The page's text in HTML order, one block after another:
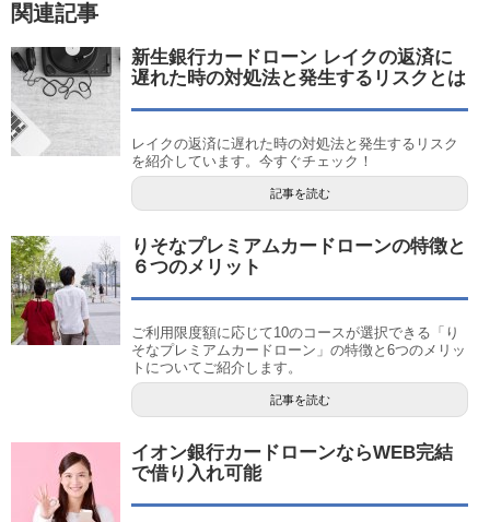
関連記事
新生銀行カードローン レイクの返済に
遅れた時の対処法と発生するリスクとは
レイクの返済に遅れた時の対処法と発生するリスク
を紹介しています。今すぐチェック！
記事を読む
りそなプレミアムカードローンの特徴と
６つのメリット
ご利用限度額に応じて10のコースが選択できる「り
そなプレミアムカードローン」の特徴と6つのメリッ
トについてご紹介します。
記事を読む
イオン銀行カードローンならWEB完結
で借り入れ可能